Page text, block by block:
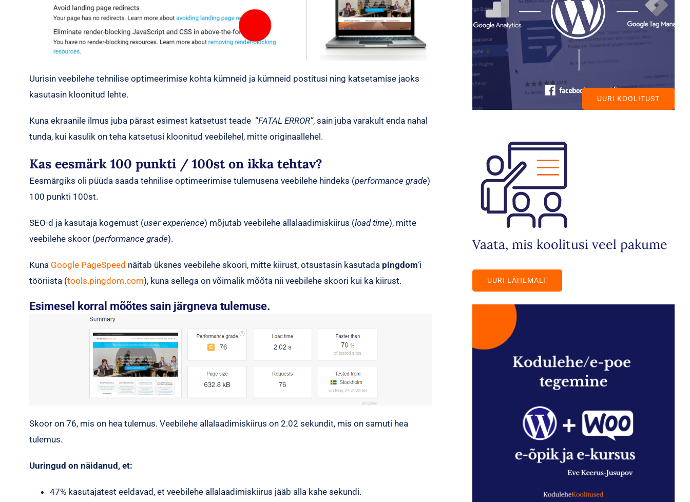
Uurisin veebilehe tehnilise optimeerimise kohta kümneid ja kümneid postitusi ning katsetamise jaoks
kasutasin kloonitud lehte.
Kuna ekraanile ilmus juba pärast esimest katsetust teade “FATAL ERROR”, sain juba varakult enda nahal
tunda, kui kasulik on teha katsetusi kloonitud veebilehel, mitte originaallehel.
Kas eesmärk 100 punkti / 100st on ikka tehtav?
Eesmärgiks oli püüda saada tehnilise optimeerimise tulemusena veebilehe hindeks (performance grade)
100 punkti 100st.
SEO-d ja kasutaja kogemust (user experience) mõjutab veebilehe allalaadimiskiirus (load time), mitte
veebilehe skoor (performance grade).
Kuna Google PageSpeed näitab üksnes veebilehe skoori, mitte kiirust, otsustasin kasutada pingdom‘i
tööriista (tools.pingdom.com), kuna sellega on võimalik mõõta nii veebilehe skoori kui ka kiirust.
Esimesel korral mõõtes sain järgneva tulemuse.
Skoor on 76, mis on hea tulemus. Veebilehe allalaadimiskiirus on 2.02 sekundit, mis on samuti hea
tulemus.
Uuringud on näidanud, et:
47% kasutajatest eeldavad, et veebilehe allalaadimiskiirus jääb alla kahe sekundi.
UURI KOOLITUST
Vaata, mis koolitusi veel pakume
UURI LÄHEMALT